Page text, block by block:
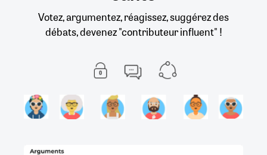
Votez, argumentez, réagissez, suggérez des
débats, devenez "contributeur influent" !